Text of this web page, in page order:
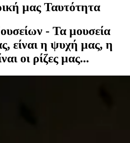
μας Ταυτότητα
- Τα μουσεία
είναι η ψυχή μας, η
οι ρίζες μας...